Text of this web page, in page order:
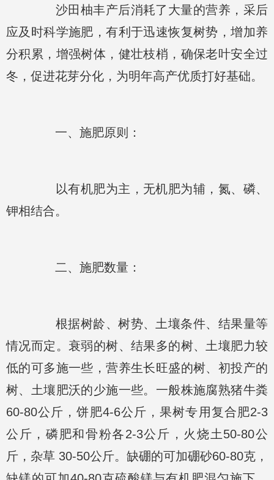
沙田柚丰产后消耗了大量的营养，采后
应及时科学施肥，有利于迅速恢复树势，增加养
分积累，增强树体，健壮枝梢，确保老叶安全过
冬，促进花芽分化，为明年高产优质打好基础。
一、施肥原则：
以有机肥为主，无机肥为辅，氮、磷、
钾相结合。
二、施肥数量：
根据树龄、树势、土壤条件、结果量等
情况而定。衰弱的树、结果多的树、土壤肥力较
低的可多施一些，营养生长旺盛的树、初投产的
树、土壤肥沃的少施一些。一般株施腐熟猪牛粪
60-80公斤，饼肥4-6公斤，果树专用复合肥2-3
公斤，磷肥和骨粉各2-3公斤，火烧土50-80公
斤，杂草 30-50公斤。缺硼的可加硼砂60-80克，